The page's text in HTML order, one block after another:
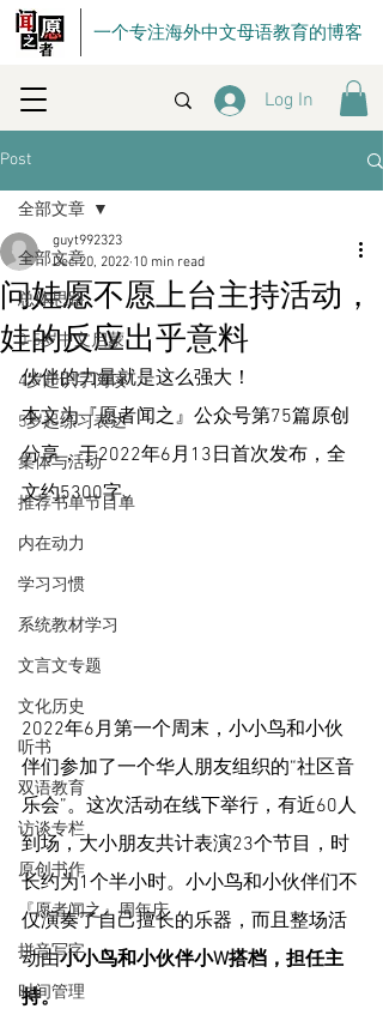
一个专注海外中文母语教育的博客
Log In
Post
全部文章
总体思路
0-5岁中文启蒙
4岁起识字阅读
5岁起练习表达
集体与活动
推荐书单节目单
内在动力
学习习惯
系统教材学习
文言文专题
文化历史
听书
双语教育
访谈专栏
原创书作
『愿者闻之』周年庆
拼音写字
时间管理
全部文章
问娃愿不愿上台主持活动，
娃的反应出乎意料
guyt992323
Dec 20, 2022 10 min read
伙伴的力量就是这么强大！
本文为『愿者闻之』公众号第75篇原创
分享，于2022年6月13日首次发布，全
文约5300字。
2022年6月第一个周末，小小鸟和小伙
伴们参加了一个华人朋友组织的“社区音
乐会”。这次活动在线下举行，有近60人
到场，大小朋友共计表演23个节目，时
长约为1个半小时。小小鸟和小伙伴们不
仅演奏了自己擅长的乐器，而且整场活
动由小小鸟和小伙伴小W搭档，担任主
持。